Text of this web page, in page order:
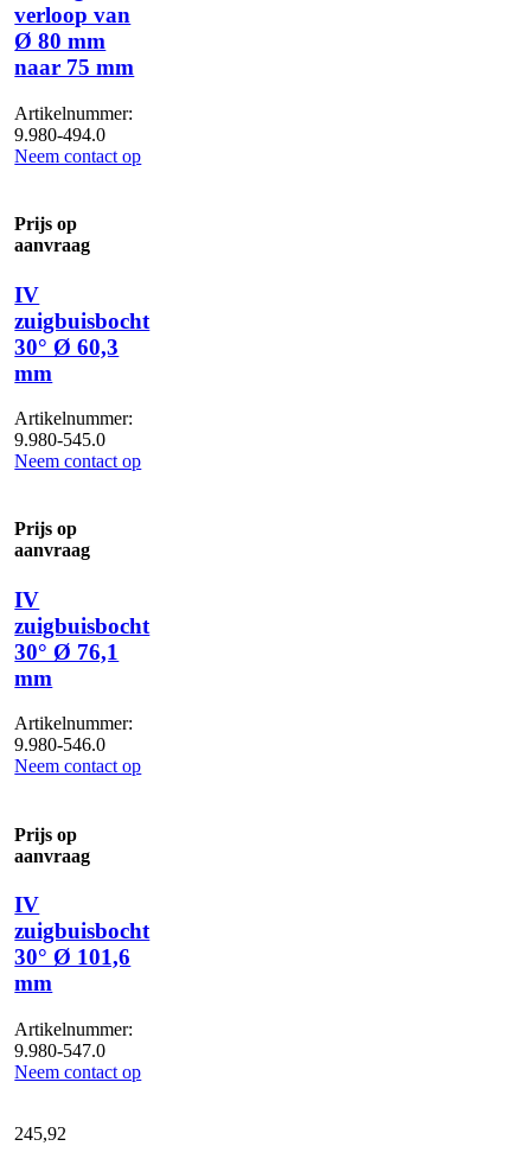
verloop van
Ø 80 mm
naar 75 mm
Artikelnummer:
9.980-494.0
Neem contact op
Prijs op
aanvraag
IV
zuigbuisbocht
30° Ø 60,3
mm
Artikelnummer:
9.980-545.0
Neem contact op
Prijs op
aanvraag
IV
zuigbuisbocht
30° Ø 76,1
mm
Artikelnummer:
9.980-546.0
Neem contact op
Prijs op
aanvraag
IV
zuigbuisbocht
30° Ø 101,6
mm
Artikelnummer:
9.980-547.0
Neem contact op
245,92